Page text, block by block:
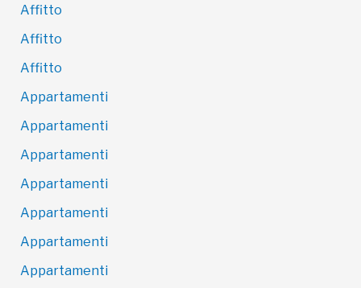
Affitto
Affitto
Affitto
Appartamenti
Appartamenti
Appartamenti
Appartamenti
Appartamenti
Appartamenti
Appartamenti